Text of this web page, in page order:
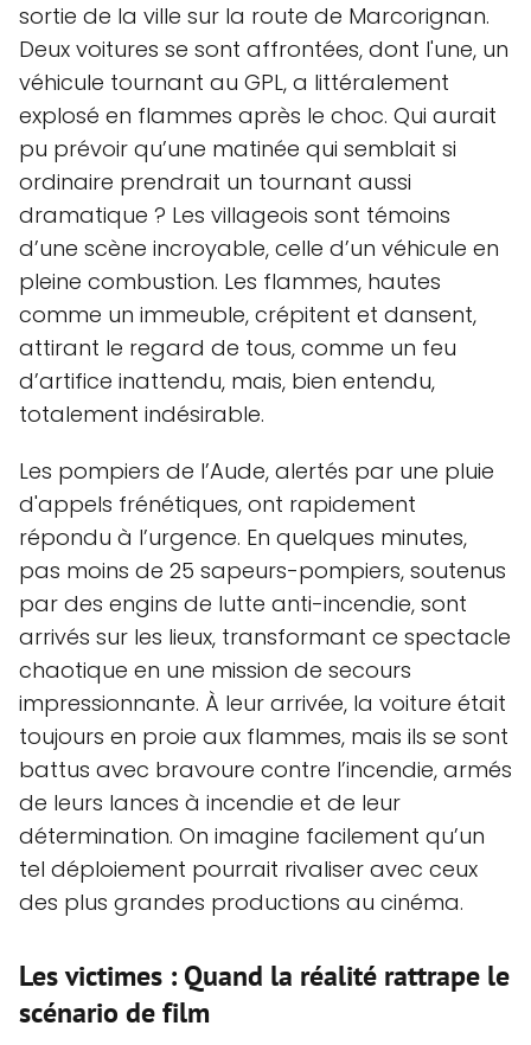
sortie de la ville sur la route de Marcorignan.
Deux voitures se sont affrontées, dont l'une, un
véhicule tournant au GPL, a littéralement
explosé en flammes après le choc. Qui aurait
pu prévoir qu’une matinée qui semblait si
ordinaire prendrait un tournant aussi
dramatique ? Les villageois sont témoins
d’une scène incroyable, celle d’un véhicule en
pleine combustion. Les flammes, hautes
comme un immeuble, crépitent et dansent,
attirant le regard de tous, comme un feu
d’artifice inattendu, mais, bien entendu,
totalement indésirable.
Les pompiers de l’Aude, alertés par une pluie
d'appels frénétiques, ont rapidement
répondu à l’urgence. En quelques minutes,
pas moins de 25 sapeurs-pompiers, soutenus
par des engins de lutte anti-incendie, sont
arrivés sur les lieux, transformant ce spectacle
chaotique en une mission de secours
impressionnante. À leur arrivée, la voiture était
toujours en proie aux flammes, mais ils se sont
battus avec bravoure contre l’incendie, armés
de leurs lances à incendie et de leur
détermination. On imagine facilement qu’un
tel déploiement pourrait rivaliser avec ceux
des plus grandes productions au cinéma.
Les victimes : Quand la réalité rattrape le
scénario de film